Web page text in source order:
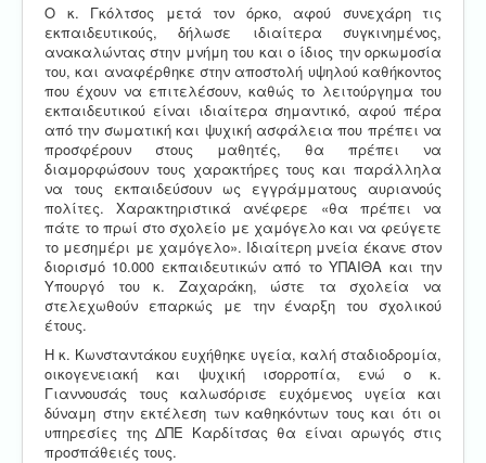
Ο κ. Γκόλτσος μετά τον όρκο, αφού συνεχάρη τις
εκπαιδευτικούς, δήλωσε ιδιαίτερα συγκινημένος,
ανακαλώντας στην μνήμη του και ο ίδιος την ορκωμοσία
του, και αναφέρθηκε στην αποστολή υψηλού καθήκοντος
που έχουν να επιτελέσουν, καθώς το λειτούργημα του
εκπαιδευτικού είναι ιδιαίτερα σημαντικό, αφού πέρα
από την σωματική και ψυχική ασφάλεια που πρέπει να
προσφέρουν στους μαθητές, θα πρέπει να
διαμορφώσουν τους χαρακτήρες τους και παράλληλα
να τους εκπαιδεύσουν ως εγγράμματους αυριανούς
πολίτες. Χαρακτηριστικά ανέφερε «θα πρέπει να
πάτε το πρωί στο σχολείο με χαμόγελο και να φεύγετε
το μεσημέρι με χαμόγελο». Ιδιαίτερη μνεία έκανε στον
διορισμό 10.000 εκπαιδευτικών από το ΥΠΑΙΘΑ και την
Υπουργό του κ. Ζαχαράκη, ώστε τα σχολεία να
στελεχωθούν επαρκώς με την έναρξη του σχολικού
έτους.
Η κ. Κωνσταντάκου ευχήθηκε υγεία, καλή σταδιοδρομία,
οικογενειακή και ψυχική ισορροπία, ενώ ο κ.
Γιαννουσάς τους καλωσόρισε ευχόμενος υγεία και
δύναμη στην εκτέλεση των καθηκόντων τους και ότι οι
υπηρεσίες της ΔΠΕ Καρδίτσας θα είναι αρωγός στις
προσπάθειές τους.